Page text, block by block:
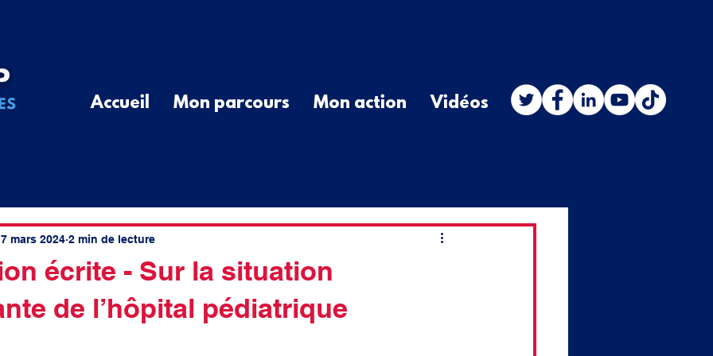
Accueil Mon parcours Mon action Vidéos
Communiqué de Presse Question orale
élus ruraux cotisations spatial
écrite - Sur la situation
de l’hôpital pédiatrique
7 mars 2024 2 min de lecture